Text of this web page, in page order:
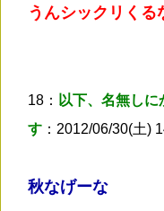
うんシックリくる
18： 以下、名無し
す ：2012/06/30(土)
秋なげーな